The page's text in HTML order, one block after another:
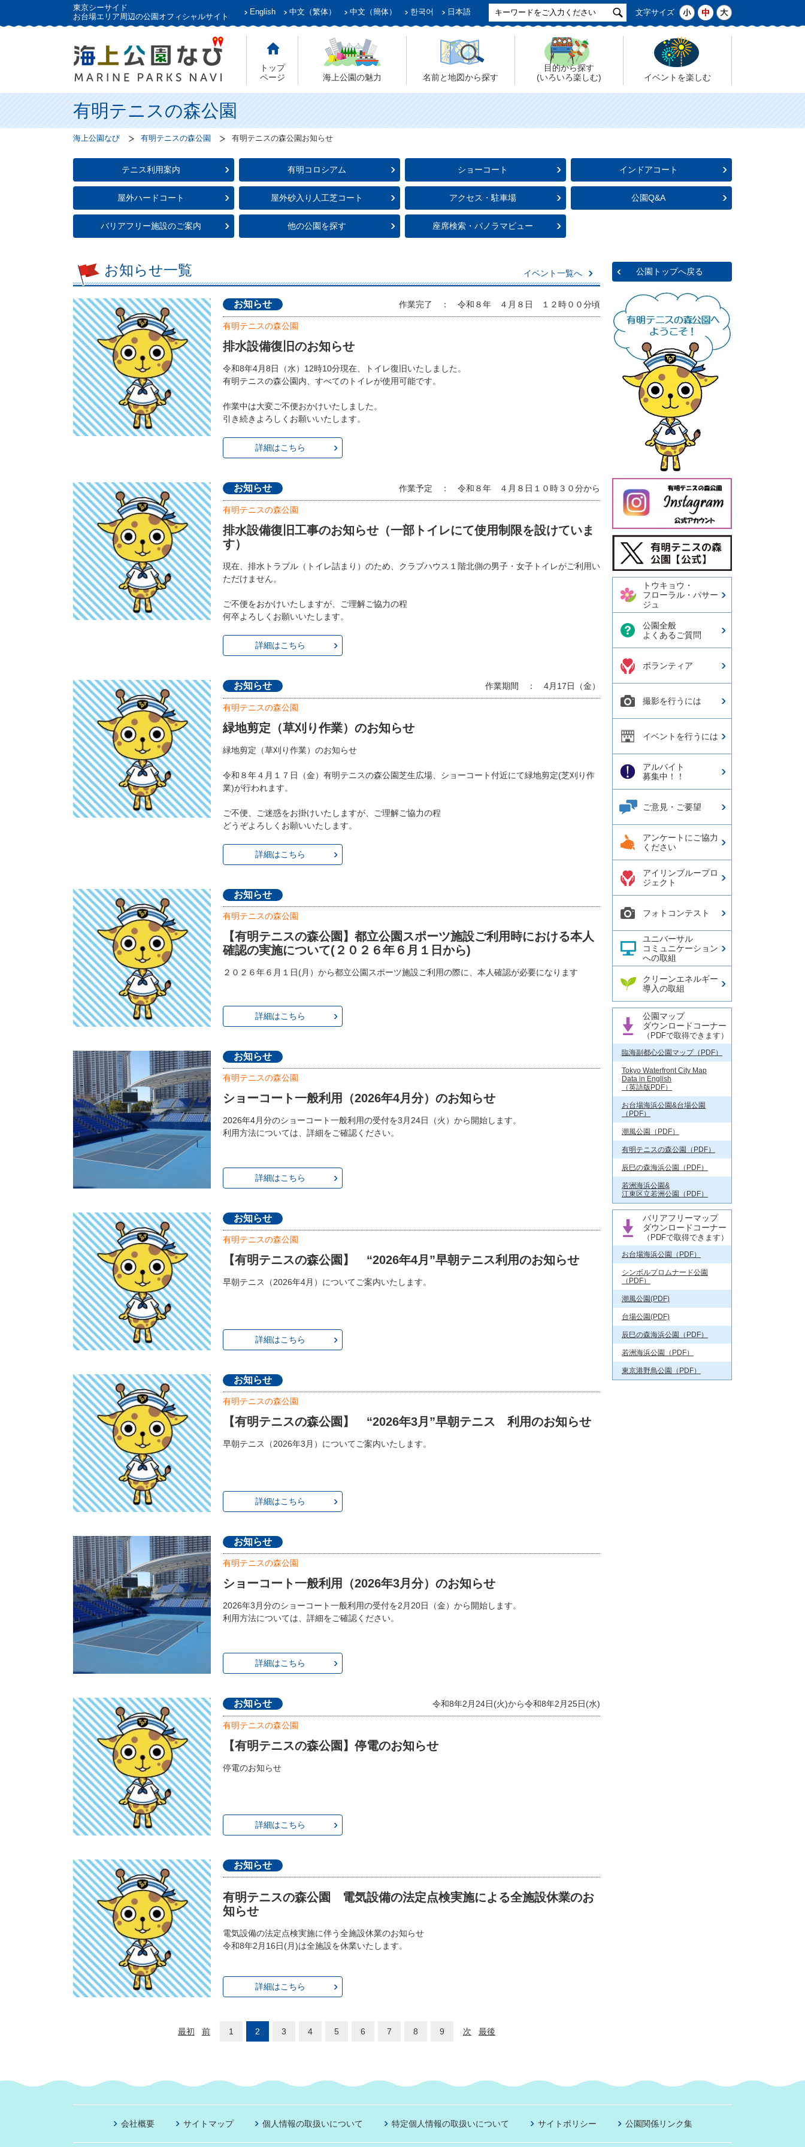
東京シーサイド
お台場エリア周辺の公園オフィシャルサイト
English 中文（繁体） 中文（簡体） 한국어 日本語 文字サイズ
トップ
ページ
海上公園の魅力 名前と地図から探す
目的から探す
(いろいろ楽しむ)
イベントを楽しむ
有明テニスの森公園
海上公園なび 有明テニスの森公園 有明テニスの森公園お知らせ
テニス利用案内 有明コロシアム ショーコート インドアコート
屋外ハードコート 屋外砂入り人工芝コート アクセス・駐車場 公園Q&A
バリアフリー施設のご案内 他の公園を探す 座席検索・パノラマビュー
お知らせ一覧 イベント一覧へ
お知らせ 作業完了 ： 令和８年 ４月８日 １２時００分頃
有明テニスの森公園
排水設備復旧のお知らせ
令和8年4月8日（水）12時10分現在、トイレ復旧いたしました。
有明テニスの森公園内、すべてのトイレが使用可能です。
作業中は大変ご不便おかけいたしました。
引き続きよろしくお願いいたします。
詳細はこちら
お知らせ 作業予定 ： 令和８年 ４月８日１０時３０分から
有明テニスの森公園
排水設備復旧工事のお知らせ（一部トイレにて使用制限を設けていま
す）
現在、排水トラブル（トイレ詰まり）のため、クラブハウス１階北側の男子・女子トイレがご利用い
ただけません。
ご不便をおかけいたしますが、ご理解ご協力の程
何卒よろしくお願いいたします。
詳細はこちら
お知らせ 作業期間 ： 4月17日（金）
有明テニスの森公園
緑地剪定（草刈り作業）のお知らせ
緑地剪定（草刈り作業）のお知らせ
令和８年４月１７日（金）有明テニスの森公園芝生広場、ショーコート付近にて緑地剪定(芝刈り作
業)が行われます。
ご不便、ご迷惑をお掛けいたしますが、ご理解ご協力の程
どうぞよろしくお願いいたします。
詳細はこちら
お知らせ
有明テニスの森公園
【有明テニスの森公園】都立公園スポーツ施設ご利用時における本人
確認の実施について(２０２６年６月１日から)
２０２６年６月１日(月）から都立公園スポーツ施設ご利用の際に、本人確認が必要になります
詳細はこちら
お知らせ
有明テニスの森公園
ショーコート一般利用（2026年4月分）のお知らせ
2026年4月分のショーコート一般利用の受付を3月24日（火）から開始します。
利用方法については、詳細をご確認ください。
詳細はこちら
お知らせ
有明テニスの森公園
【有明テニスの森公園】 “2026年4月”早朝テニス利用のお知らせ
早朝テニス（2026年4月）についてご案内いたします。
詳細はこちら
お知らせ
有明テニスの森公園
【有明テニスの森公園】 “2026年3月”早朝テニス 利用のお知らせ
早朝テニス（2026年3月）についてご案内いたします。
詳細はこちら
お知らせ
有明テニスの森公園
ショーコート一般利用（2026年3月分）のお知らせ
2026年3月分のショーコート一般利用の受付を2月20日（金）から開始します。
利用方法については、詳細をご確認ください。
詳細はこちら
お知らせ 令和8年2月24日(火)から令和8年2月25日(水)
有明テニスの森公園
【有明テニスの森公園】停電のお知らせ
停電のお知らせ
詳細はこちら
お知らせ
有明テニスの森公園 電気設備の法定点検実施による全施設休業のお
知らせ
電気設備の法定点検実施に伴う全施設休業のお知らせ
令和8年2月16日(月)は全施設を休業いたします。
詳細はこちら
最初 前 1 2 3 4 5 6 7 8 9 次 最後
公園トップへ戻る
今日の有明テニスの森公園
【公式X】
トウキョウ・
フローラル・パサー
ジュ
公園全般
よくあるご質問
ボランティア
撮影を行うには
イベントを行うには
アルバイト
募集中！！
ご意見・ご要望
アンケートにご協力
ください
アイリンブループロ
ジェクト
フォトコンテスト
ユニバーサル
コミュニケーション
への取組
クリーンエネルギー
導入の取組
公園マップ
ダウンロードコーナー
（PDFで取得できます）
臨海副都心公園マップ（PDF）
Tokyo Waterfront City Map
Data in English
（英語版PDF）
お台場海浜公園&台場公園
（PDF）
潮風公園（PDF）
有明テニスの森公園（PDF）
辰巳の森海浜公園（PDF）
若洲海浜公園&
江東区立若洲公園（PDF）
バリアフリーマップ
ダウンロードコーナー
（PDFで取得できます）
お台場海浜公園（PDF）
シンボルプロムナード公園
（PDF）
潮風公園(PDF)
台場公園(PDF)
辰巳の森海浜公園（PDF）
若洲海浜公園（PDF）
東京港野鳥公園（PDF）
会社概要 サイトマップ 個人情報の取扱いについて 特定個人情報の取扱いについて サイトポリシー 公園関係リンク集